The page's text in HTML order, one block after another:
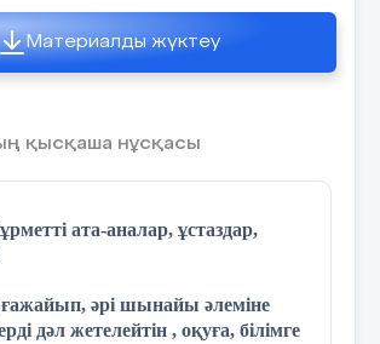
9 слайд
10 слайд
Материалды жүктеу
қысқаша нұсқасы
ата-аналар, ұстаздар,
ғажайып, әрі шынайы әлеміне
дәл жетелейтін , оқуға, білімге